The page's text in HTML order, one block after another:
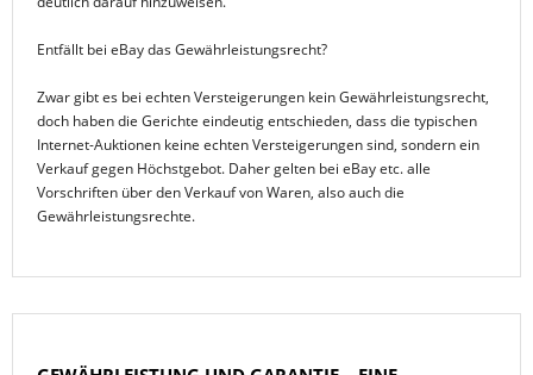
Entfällt bei eBay das Gewährleistungsrecht?
Zwar gibt es bei echten Versteigerungen kein Gewährleistungsrecht,
doch haben die Gerichte eindeutig entschieden, dass die typischen
Internet-Auktionen keine echten Versteigerungen sind, sondern ein
Verkauf gegen Höchstgebot. Daher gelten bei eBay etc. alle
Vorschriften über den Verkauf von Waren, also auch die
Gewährleistungsrechte.